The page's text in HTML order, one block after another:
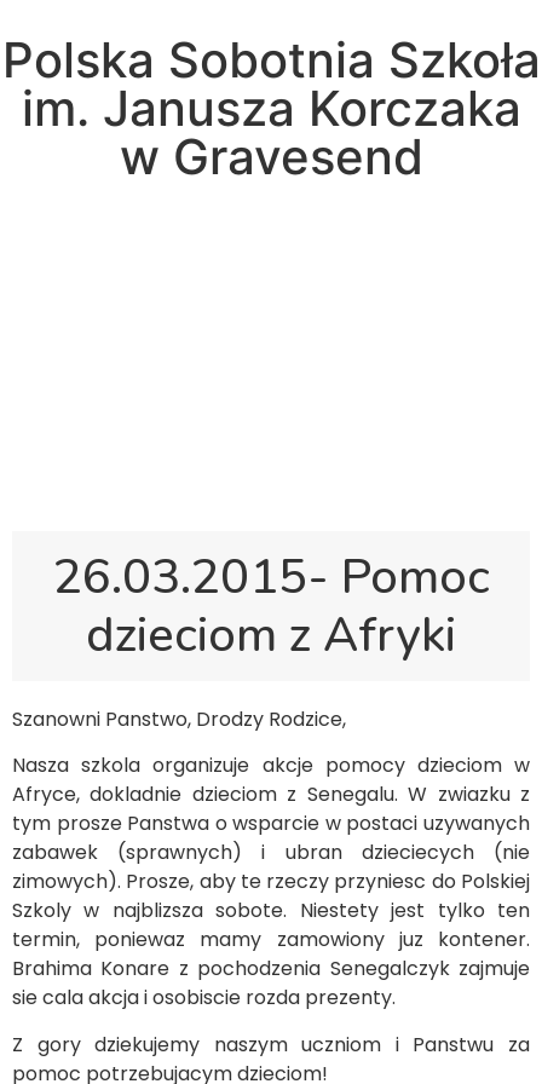
Polska Sobotnia Szkoła
im. Janusza Korczaka
w Gravesend
26.03.2015- Pomoc
dzieciom z Afryki
Szanowni Panstwo, Drodzy Rodzice,
Nasza szkola organizuje akcje pomocy dzieciom w
Afryce, dokladnie dzieciom z Senegalu. W zwiazku z
tym prosze Panstwa o wsparcie w postaci uzywanych
zabawek (sprawnych) i ubran dzieciecych (nie
zimowych). Prosze, aby te rzeczy przyniesc do Polskiej
Szkoly w najblizsza sobote. Niestety jest tylko ten
termin, poniewaz mamy zamowiony juz kontener.
Brahima Konare z pochodzenia Senegalczyk zajmuje
sie cala akcja i osobiscie rozda prezenty.
Z gory dziekujemy naszym uczniom i Panstwu za
pomoc potrzebujacym dzieciom!